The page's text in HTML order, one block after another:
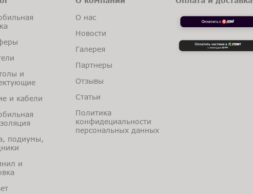
и
и кабели
подиумы,
и
О нас
Новости
Галерея
Партнеры
Отзывы
Статьи
Политика
конфидециальности
персональных данных